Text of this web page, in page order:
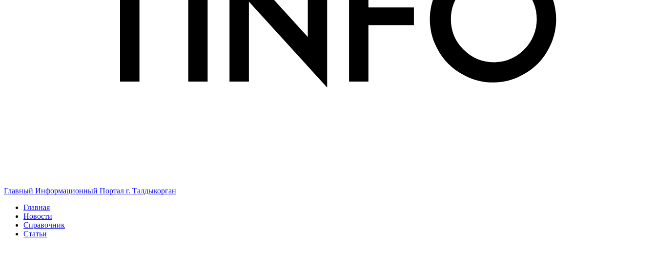
Главный Информационный Портал г. Талдыкорган
Главная
Новости
Справочник
Статьи